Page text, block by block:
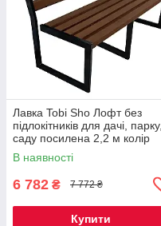
Лавка Tobi Sho Лофт без
підлокітників для дачі, парку,
саду посилена 2,2 м колір
горіх
В наявності
6 782 ₴ 7 772 ₴
Купити